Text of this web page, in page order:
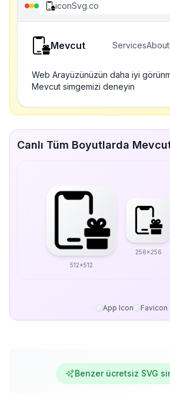
iconSvg.co
Mevcut ServicesAbout
Web Arayüzünüzün daha iyi
Mevcut simgemizi deneyin
Canlı Tüm Boyutlarda
512x512
256x256
App Icon Favicon
Benzer ücretsiz SVG